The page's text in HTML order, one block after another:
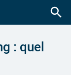
search
: quel